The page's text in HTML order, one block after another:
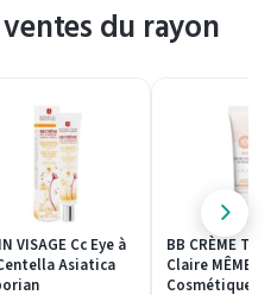
du rayon
VISAGE Cc Eye à
Asiatica
BB CRÈME
Claire MÊME
Cosmétique